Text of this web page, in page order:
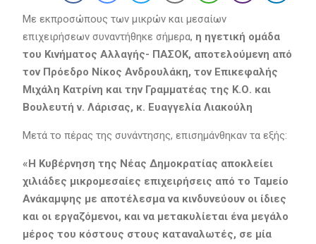
Με εκπροσώπους των μικρών και μεσαίων
επιχειρήσεων συναντήθηκε σήμερα, η ηγετική ομάδα
του Κινήματος Αλλαγής- ΠΑΣΟΚ, αποτελούμενη από
τον Πρόεδρο Νίκος Ανδρουλάκη, τον Επικεφαλής
Μιχάλη Κατρίνη και την Γραμματέας της Κ.Ο. και
Βουλευτή ν. Λάρισας, κ. Ευαγγελία Λιακούλη
Μετά το πέρας της συνάντησης, επισημάνθηκαν τα εξής:
«Η Κυβέρνηση της Νέας Δημοκρατίας αποκλείει
χιλιάδες μικρομεσαίες επιχειρήσεις από το Ταμείο
Ανάκαμψης με αποτέλεσμα να κινδυνεύουν οι ίδιες
και οι εργαζόμενοι, και να μετακυλίεται ένα μεγάλο
μέρος του κόστους στους καταναλωτές, σε μία